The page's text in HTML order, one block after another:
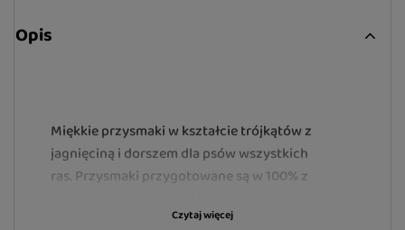
Opis
Miękkie przysmaki w kształcie trójkątów z
jagnięciną i dorszem dla psów wszystkich
ras. Przysmaki przygotowane są w 100% z
najwyższą jakość i najlepsze spożycie przez
Czytaj więcej